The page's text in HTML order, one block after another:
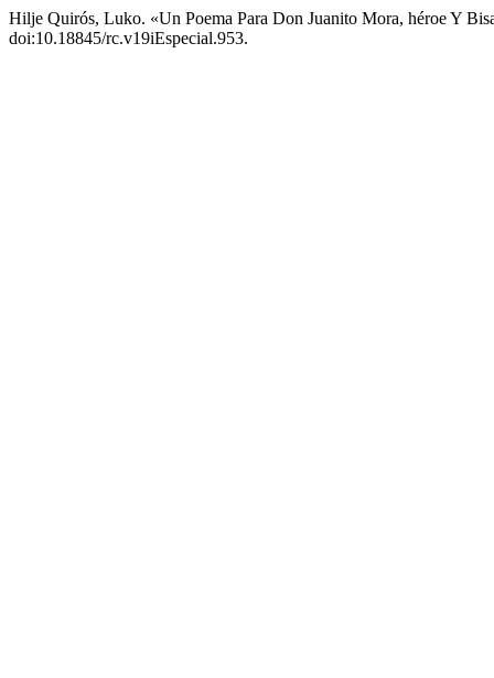
Hilje Quirós, Luko. «Un Poema Para Don Juanito Mora, héroe Y
doi:10.18845/rc.v19iEspecial.953.